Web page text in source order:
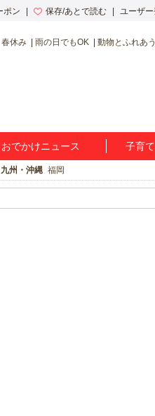
ポン 保存/あとで読む ユーザ
春休み 雨の日でもOK 動物とふれあう
おでかけニュース 子育て
九州・沖縄 福岡